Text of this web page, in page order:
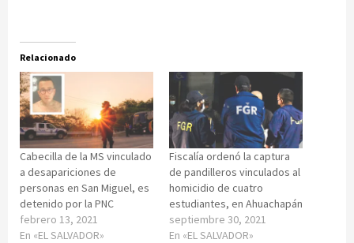
Relacionado
Cabecilla de la MS vinculado
a desapariciones de
personas en San Miguel, es
detenido por la PNC
febrero 13, 2021
En «EL SALVADOR»
Fiscalía ordenó la captura
de pandilleros vinculados al
homicidio de cuatro
estudiantes, en Ahuachapán
septiembre 30, 2021
En «EL SALVADOR»